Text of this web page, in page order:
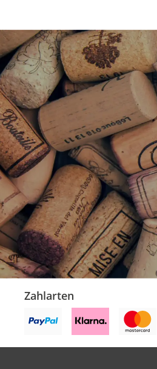
Zahlarten